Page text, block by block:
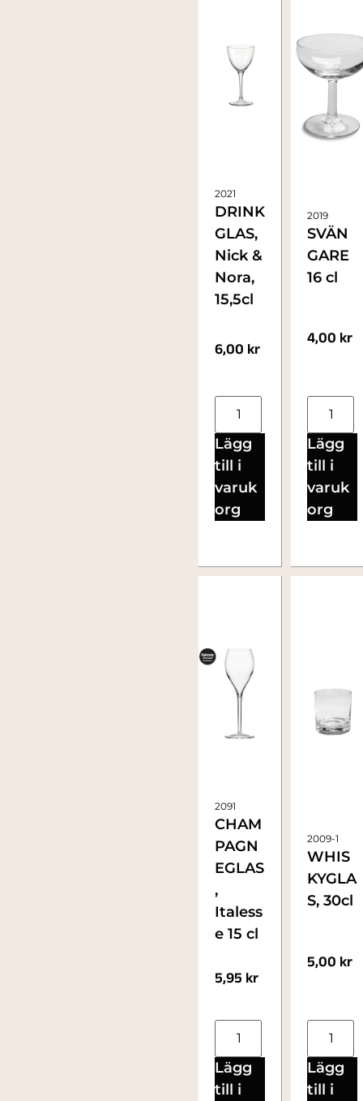
2021
DRINK
GLAS,
Nick &
Nora,
15,5cl
6,00 kr
Lägg
till i
varuk
org
2019
SVÄN
GARE
16 cl
4,00 kr
Lägg
till i
varuk
org
2091
CHAM
PAGN
EGLAS
,
Italess
e 15 cl
5,95 kr
Lägg
till i
2009-1
WHIS
KYGLA
S, 30cl
5,00 kr
Lägg
till i